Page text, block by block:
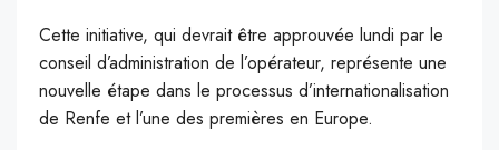
Cette initiative, qui devrait être approuvée lundi par le
conseil d’administration de l’opérateur, représente une
nouvelle étape dans le processus d’internationalisation
de Renfe et l’une des premières en Europe.